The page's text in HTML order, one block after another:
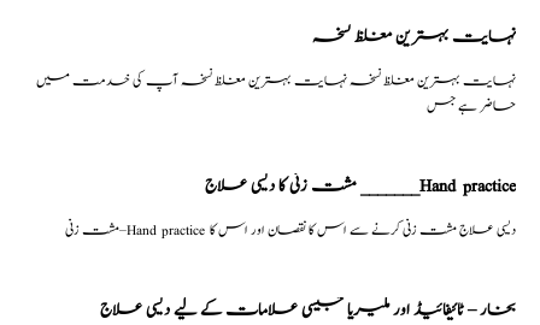
نہایت بہترین مغلظ نسخہ
نہایت بہترین مغلظ نسخہ نہایت بہترین مغلظ نسخہ آپ کی خدمت میں
حاضر ہے جس
مشت زنی کا دیسی علاج _______Hand practice
مشت زنی–Hand practice دیسی علاج مشت زنی کرنے سے اس کا نقصان اور اس کا
بخار – ٹائیفائیڈ اور ملیریا جیسی علامات کے لیے دیسی علاج